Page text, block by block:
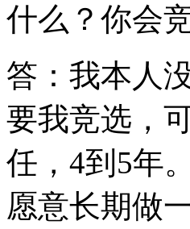
什么？你会
答：我本人
要我竞选，
任，4到5年
愿意长期做